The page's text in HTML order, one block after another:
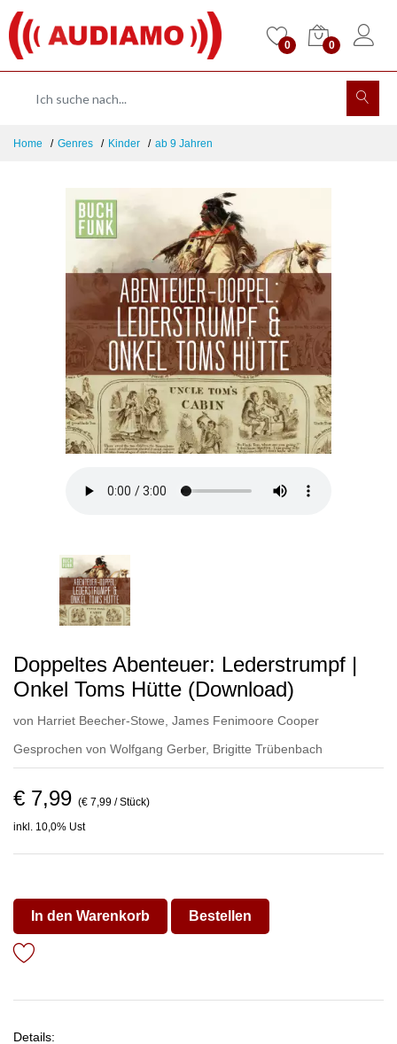
0 0
Home Genres Kinder ab 9 Jahren
Doppeltes Abenteuer: Lederstrumpf |
Onkel Toms Hütte (Download)
von Harriet Beecher-Stowe James Fenimoore Cooper
Gesprochen von Wolfgang Gerber, Brigitte Trübenbach
€ 7,99 (€ 7,99 / Stück)
inkl. 10,0% Ust
In den Warenkorb Bestellen
Details: